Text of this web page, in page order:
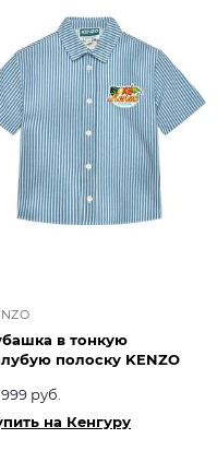
в тонкую
полоску KENZO
руб.
на Кенгуру